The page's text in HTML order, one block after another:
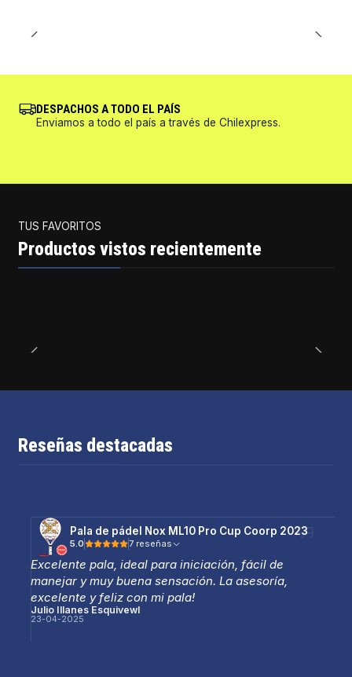
DESPACHOS A TODO EL PAÍS
Enviamos a todo el país a través de Chilexpress.
TUS FAVORITOS
Productos vistos recientemente
Reseñas destacadas
Pala de pádel Nox ML10 Pro Cup Coorp 2023
5.0 7 reseñas
Excelente pala, ideal para iniciación, fácil de
manejar y muy buena sensación. La asesoría,
excelente y feliz con mi pala!
Julio Illanes Esquivewl
23-04-2025